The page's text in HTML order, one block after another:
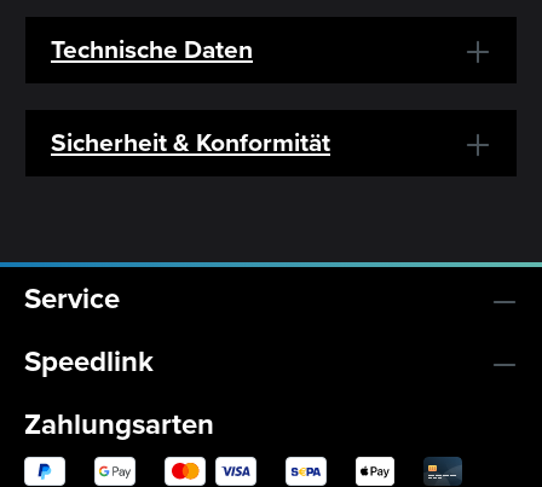
Technische Daten
Sicherheit & Konformität
Service
Speedlink
Zahlungsarten